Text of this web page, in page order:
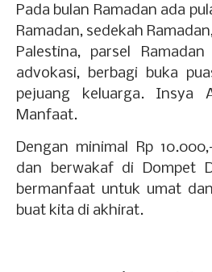
Pada bulan Ramadan ada
Ramadan, sedekah
Palestina, parsel
advokasi, berbagi buka
pejuang keluarga. Insya
Manfaat.
Dengan minimal Rp
dan berwakaf di Dompet
bermanfaat untuk umat
buat kita di akhirat.